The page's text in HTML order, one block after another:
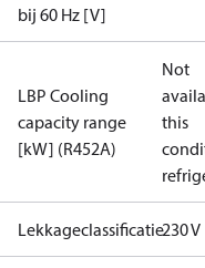
bij 60 Hz [V]
LBP Cooling
capacity range
[kW] (R452A)
Not
this
Lekkageclassificatie230 V